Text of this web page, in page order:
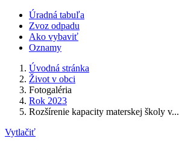
Úradná tabuľa
Zvoz odpadu
Ako vybaviť
Oznamy
Úvodná stránka
Život v obci
Fotogaléria
Rok 2023
Rozšírenie kapacity materskej školy v...
Vytlačiť